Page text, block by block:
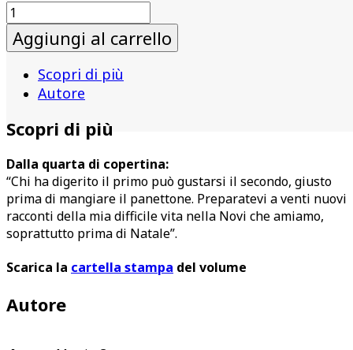
Vacanze
di
Natale
Novi
Ligure
Aggiungi al carrello
Scopri di più
Autore
Scopri di più
Dalla quarta di copertina:
“Chi ha digerito il primo può gustarsi il secondo, giusto
prima di mangiare il panettone. Preparatevi a venti nuovi
racconti della mia difficile vita nella Novi che amiamo,
soprattutto prima di Natale”.
Scarica la cartella stampa del volume
Autore